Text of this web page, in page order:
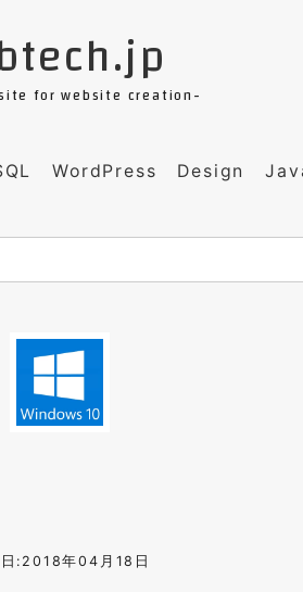
for website creation-
WordPress Design
:2018年04月18日